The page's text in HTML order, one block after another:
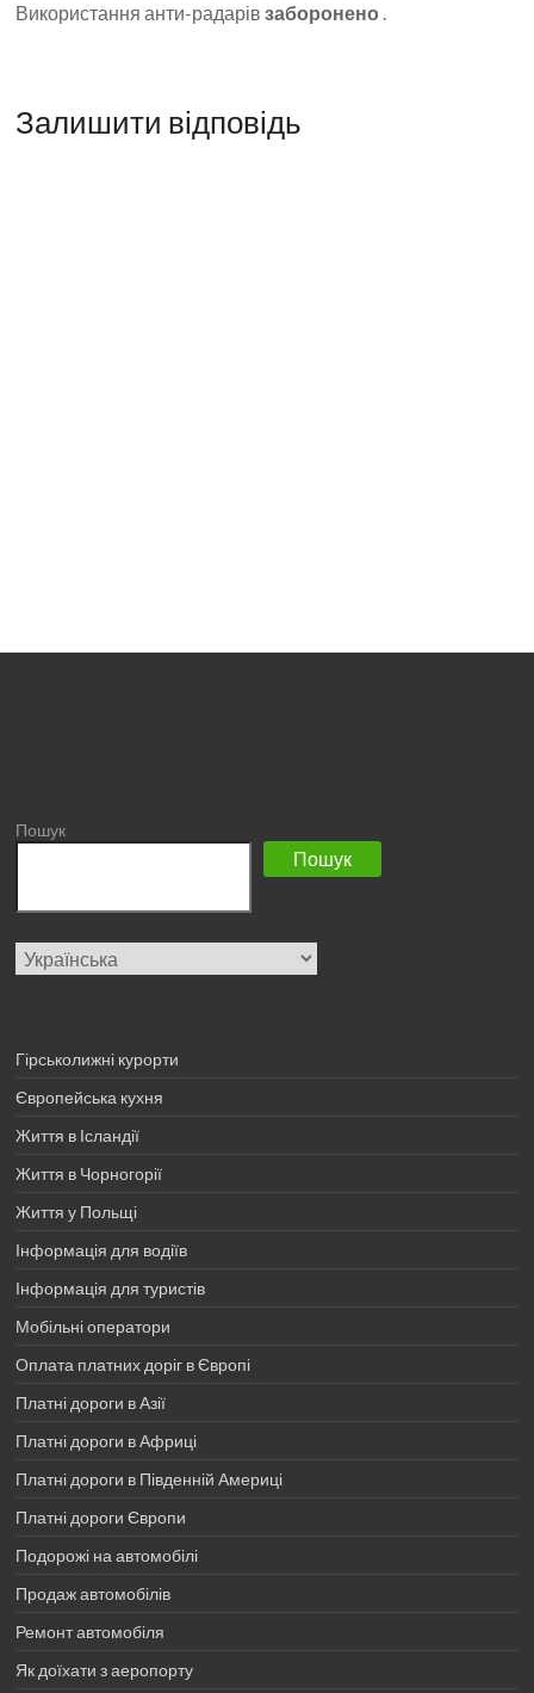
Використання анти-радарівзаборонено .
Залишити відповідь
Пошук
Пошук
Вибрати
мову
Гірськолижні курорти
Європейська кухня
Життя в Ісландії
Життя в Чорногорії
Життя у Польщі
Інформація для водіїв
Інформація для туристів
Мобільні оператори
Оплата платних доріг в Європі
Платні дороги в Азії
Платні дороги в Африці
Платні дороги в Південній Америці
Платні дороги Європи
Подорожі на автомобілі
Продаж автомобілів
Ремонт автомобіля
Як доїхати з аеропорту